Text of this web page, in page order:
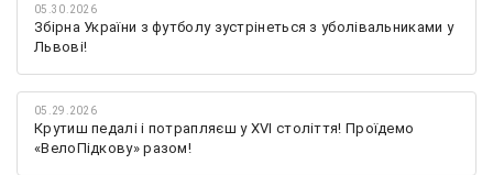
05.30.2026
Збірна України з футболу зустрінеться з уболівальниками у
Львові!
05.29.2026
Крутиш педалі і потрапляєш у XVI століття! Проїдемо
«ВелоПідкову» разом!